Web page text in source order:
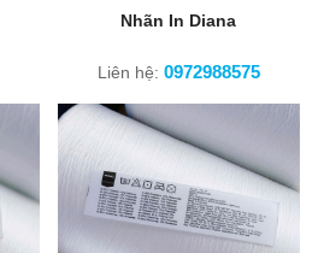
Nhãn In Diana
Liên hệ: 0972988575